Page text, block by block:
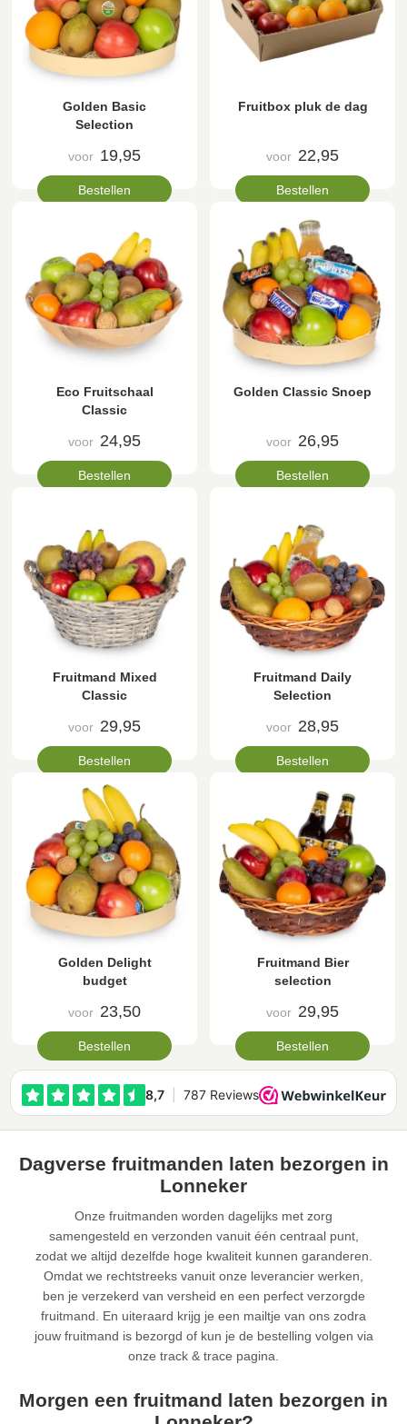
Golden Basic
Selection
voor 19,95
Bestellen
Fruitbox pluk de dag
voor 22,95
Bestellen
Eco Fruitschaal
Classic
voor 24,95
Bestellen
Golden Classic Snoep
voor 26,95
Bestellen
Fruitmand Mixed
Classic
voor 29,95
Bestellen
Fruitmand Daily
Selection
voor 28,95
Bestellen
Golden Delight
budget
voor 23,50
Bestellen
Fruitmand Bier
selection
voor 29,95
Bestellen
Dagverse fruitmanden laten bezorgen in
Lonneker
Onze fruitmanden worden dagelijks met zorg
samengesteld en verzonden vanuit één centraal punt,
zodat we altijd dezelfde hoge kwaliteit kunnen garanderen.
Omdat we rechtstreeks vanuit onze leverancier werken,
ben je verzekerd van versheid en een perfect verzorgde
fruitmand. En uiteraard krijg je een mailtje van ons zodra
jouw fruitmand is bezorgd of kun je de bestelling volgen via
onze track & trace pagina.
Morgen een fruitmand laten bezorgen in